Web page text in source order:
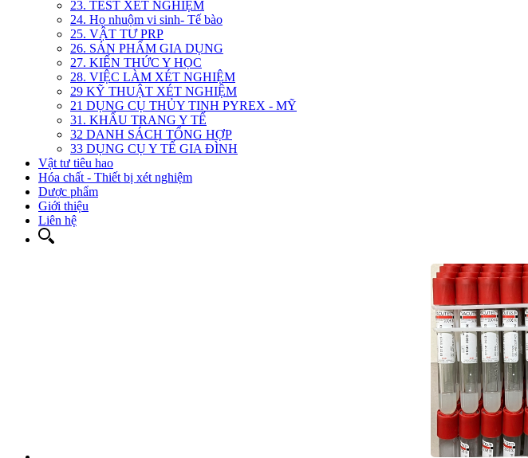
23. TEST XÉT NGHIỆM
24. Họ nhuộm vi sinh- Tế bào
25. VẬT TƯ PRP
26. SẢN PHẨM GIA DỤNG
27. KIẾN THỨC Y HỌC
28. VIỆC LÀM XÉT NGHIỆM
29 KỸ THUẬT XÉT NGHIỆM
21 DỤNG CỤ THỦY TINH PYREX - MỸ
31. KHẨU TRANG Y TẾ
32 DANH SÁCH TỔNG HỢP
33 DỤNG CỤ Y TẾ GIA ĐÌNH
Vật tư tiêu hao
Hóa chất - Thiết bị xét nghiệm
Dược phẩm
Giới thiệu
Liên hệ